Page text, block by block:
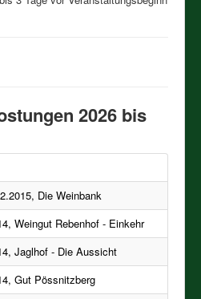
Jahrgänge,
GEREIFTE WEINE,
ab 1940
2026 bis
Die Weinbank
Weingut Rebenhof - Einkehr
Jaglhof - Die Aussicht
Gut Pössnitzberg